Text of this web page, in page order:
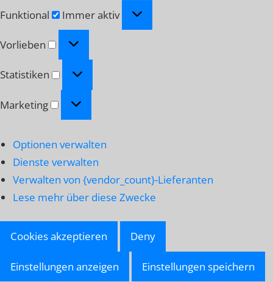
Funktional
Funktional
Immer aktiv
Vorlieben Vorlieben
Statistiken Statistiken
Marketing Marketing
Optionen verwalten
Dienste verwalten
Verwalten von {vendor_count}-Lieferanten
Lese mehr über diese Zwecke
Cookies akzeptieren Deny
Einstellungen anzeigen
Einstellungen speichern